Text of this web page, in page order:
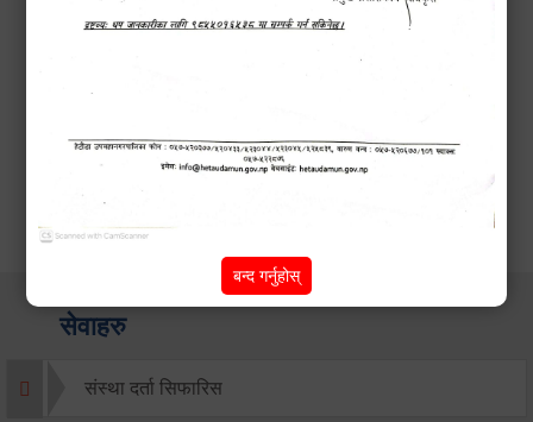
सेवाहरु
संस्था दर्ता सिफारिस
बन्द गर्नुहोस्